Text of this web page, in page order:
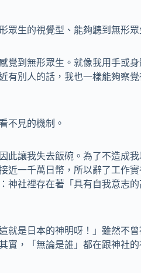
眾生的視覺型、能夠聽到無形眾
覺到無形眾生。就像我用手或
有別人的話，我也一樣能夠察
不見的機制。
此讓我失去飯碗。為了不造成
近一千萬日幣，所以辭了工作
神社裡存在著「具有自我意志
就是日本的神明呀！」雖然不
實，「無論是誰」都在跟神社